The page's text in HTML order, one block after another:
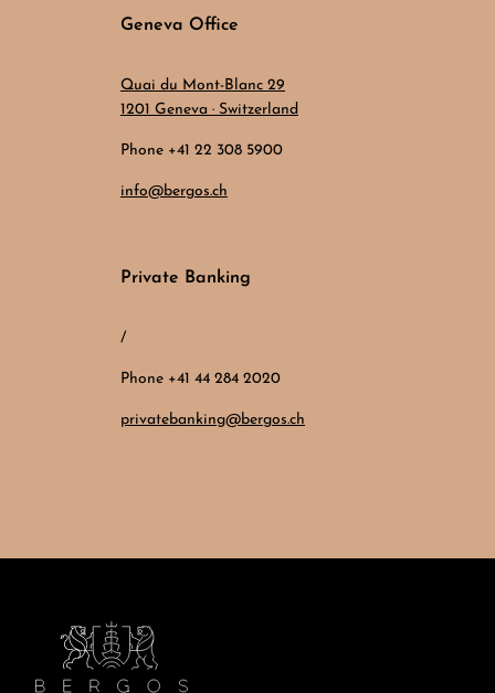
Geneva Office
Quai du Mont-Blanc 29
1201 Geneva · Switzerland
Phone +41 22 308 5900
info@bergos.ch
Private Banking
/
Phone +41 44 284 2020
privatebanking@bergos.ch